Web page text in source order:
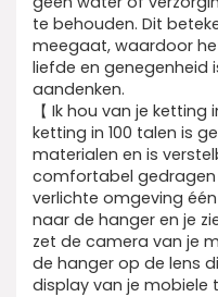
te behouden. Dit
meegaat, waardoor
liefde en genegenheid
aandenken.
【 Ik hou van je ketting
ketting in 100 talen is
materialen en is
comfortabel gedragen
verlichte omgeving
naar de hanger en je
zet de camera van je
de hanger op de lens
display van je mobiele